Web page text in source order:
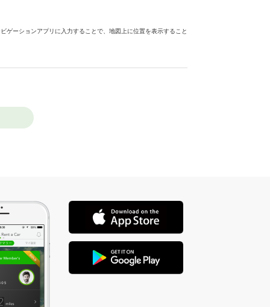
ーションアプリに入力することで、地図上に位置を表示すること